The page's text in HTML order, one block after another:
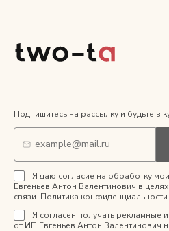
Подпишитесь на рассылку и будьте в
Я даю согласие на обработку
Евгеньев Антон Валентинович в
связи. Политика
Я согласен получать рекламные
от ИП Евгеньев Антон Валентинович